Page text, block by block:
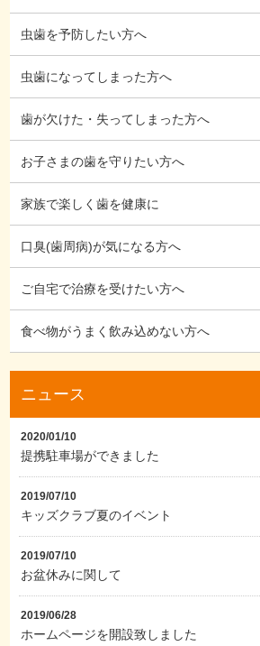
虫歯を予防したい方へ
虫歯になってしまった方へ
歯が欠けた・失ってしまった方へ
お子さまの歯を守りたい方へ
家族で楽しく歯を健康に
口臭(歯周病)が気になる方へ
ご自宅で治療を受けたい方へ
食べ物がうまく飲み込めない方へ
ニュース
2020/01/10
提携駐車場ができました
2019/07/10
キッズクラブ夏のイベント
2019/07/10
お盆休みに関して
2019/06/28
ホームページを開設致しました